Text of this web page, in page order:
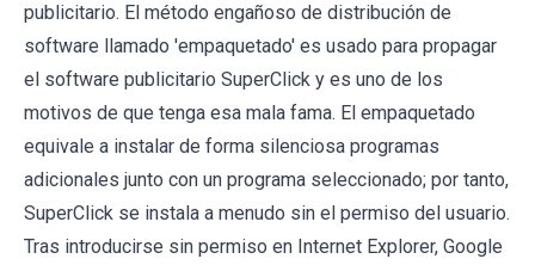
publicitario. El método engañoso de distribución de
software llamado 'empaquetado' es usado para propagar
el software publicitario SuperClick y es uno de los
motivos de que tenga esa mala fama. El empaquetado
equivale a instalar de forma silenciosa programas
adicionales junto con un programa seleccionado; por tanto,
SuperClick se instala a menudo sin el permiso del usuario.
Tras introducirse sin permiso en Internet Explorer, Google